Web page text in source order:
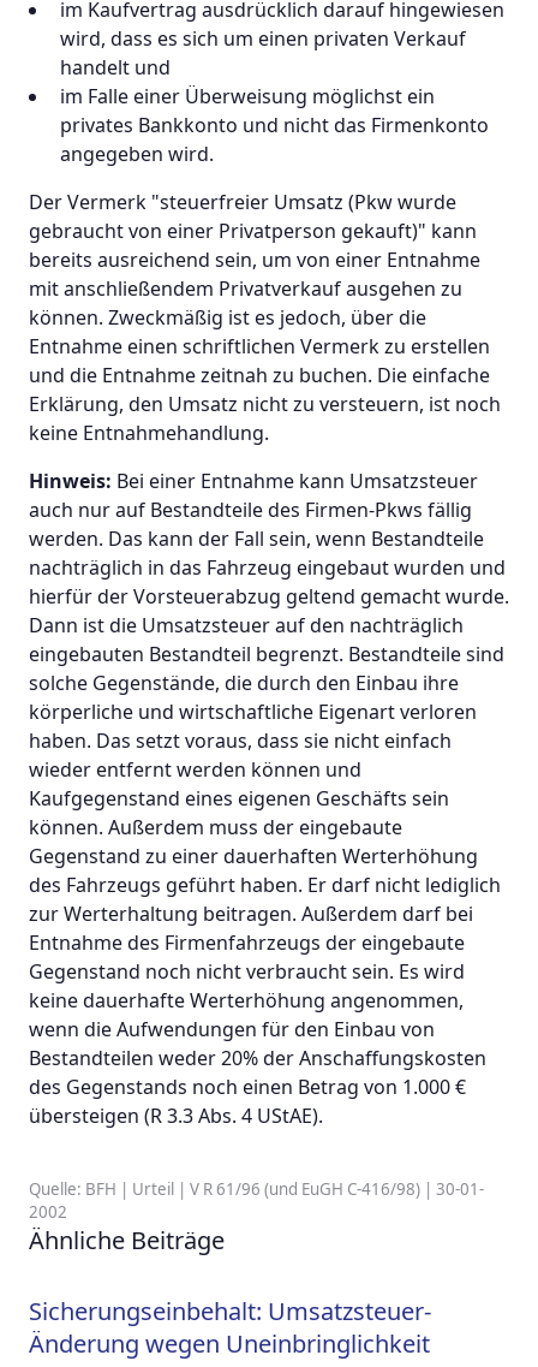
im Kaufvertrag ausdrücklich darauf hingewiesen
wird, dass es sich um einen privaten Verkauf
handelt und
im Falle einer Überweisung möglichst ein
privates Bankkonto und nicht das Firmenkonto
angegeben wird.
Der Vermerk "steuerfreier Umsatz (Pkw wurde
gebraucht von einer Privatperson gekauft)" kann
bereits ausreichend sein, um von einer Entnahme
mit anschließendem Privatverkauf ausgehen zu
können. Zweckmäßig ist es jedoch, über die
Entnahme einen schriftlichen Vermerk zu erstellen
und die Entnahme zeitnah zu buchen. Die einfache
Erklärung, den Umsatz nicht zu versteuern, ist noch
keine Entnahmehandlung.
Hinweis: Bei einer Entnahme kann Umsatzsteuer
auch nur auf Bestandteile des Firmen-Pkws fällig
werden. Das kann der Fall sein, wenn Bestandteile
nachträglich in das Fahrzeug eingebaut wurden und
hierfür der Vorsteuerabzug geltend gemacht wurde.
Dann ist die Umsatzsteuer auf den nachträglich
eingebauten Bestandteil begrenzt. Bestandteile sind
solche Gegenstände, die durch den Einbau ihre
körperliche und wirtschaftliche Eigenart verloren
haben. Das setzt voraus, dass sie nicht einfach
wieder entfernt werden können und
Kaufgegenstand eines eigenen Geschäfts sein
können. Außerdem muss der eingebaute
Gegenstand zu einer dauerhaften Werterhöhung
des Fahrzeugs geführt haben. Er darf nicht lediglich
zur Werterhaltung beitragen. Außerdem darf bei
Entnahme des Firmenfahrzeugs der eingebaute
Gegenstand noch nicht verbraucht sein. Es wird
keine dauerhafte Werterhöhung angenommen,
wenn die Aufwendungen für den Einbau von
Bestandteilen weder 20% der Anschaffungskosten
des Gegenstands noch einen Betrag von 1.000 €
übersteigen (R 3.3 Abs. 4 UStAE).
Quelle: BFH | Urteil | V R 61/96 (und EuGH C-416/98) | 30-01-
2002
Ähnliche Beiträge
Sicherungseinbehalt: Umsatzsteuer-
Änderung wegen Uneinbringlichkeit